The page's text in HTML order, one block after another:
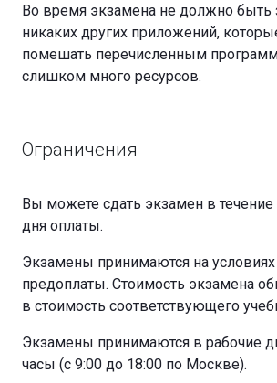
Во время экзамена не должно быть
никаких других приложений,
помешать перечисленным
слишком много ресурсов.
Ограничения
Вы можете сдать экзамен в
дня оплаты.
Экзамены принимаются на условиях
предоплаты. Стоимость экзамена
в стоимость соответствующего
Экзамены принимаются в рабочие
часы (с 9:00 до 18:00 по Москве).